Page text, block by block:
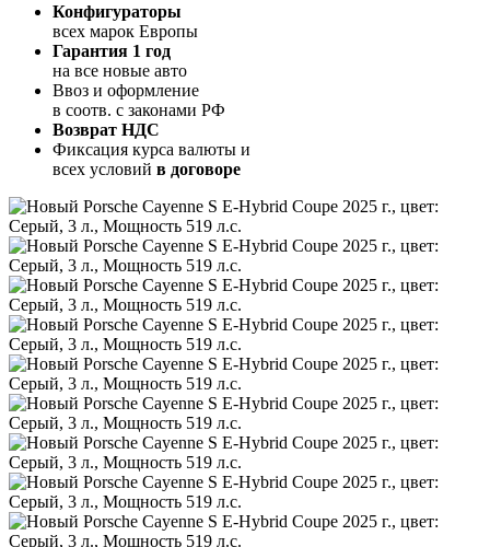
Конфигураторы
всех марок Европы
Гарантия 1 год
на все новые авто
Ввоз и оформление
в соотв. с законами РФ
Возврат НДС
Фиксация курса валюты и
всех условий в договоре